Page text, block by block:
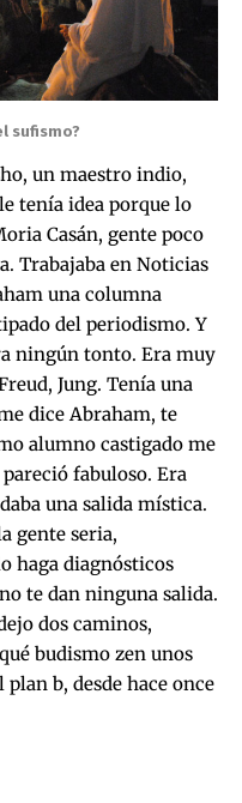
sufismo?
un maestro indio,
tenía idea porque lo
Casán, gente poco
Trabajaba en Noticias
una columna
del periodismo. Y
ningún tonto. Era muy
Jung. Tenía una
dice Abraham, te
alumno castigado me
fabuloso. Era
una salida mística.
gente seria,
haga diagnósticos
te dan ninguna salida.
dos caminos,
budismo zen unos
b, desde hace once